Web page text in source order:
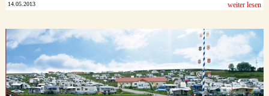
14.05.2013 weiter lesen